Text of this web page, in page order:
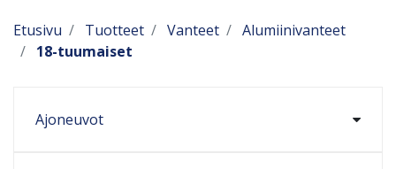
Etusivu Tuotteet Vanteet
Alumiinivanteet
18-tuumaiset
Ajoneuvot